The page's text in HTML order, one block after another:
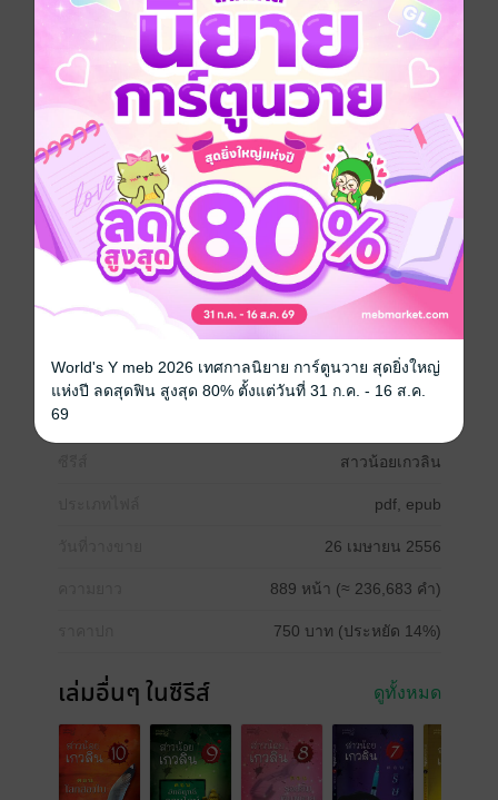
แก๊งอยู่ที่แฟลตยูงทองซึ่งสงบสุขมาเนิ่นนาน แต่แล้วเมื่อ
ความตายเป็นแขกมาเยือน คร่าชีวิตชาวแฟลตไปทีละราย
อย่างน่าสงสัย แถมยังเฉียดกรายมาใกล้สมาชิกแก๊ง มีหรือ
สาวก. อย่างเกวลินจะทนเฉยได้ หล่อนจึงต้องร่วมมือกับ
นายตำรวจหน้าขาวเคราเขียวราวพระเอกละครที่คอยจ้อง
จับผิดสาว ๆ (และไม่สาว) ของแก๊ง ไล่ล่าหาตัวฆาตกรก่อน
มันจะลงมือครั้งต่อไป
-------------------------------
สาวน้อยเกวลินแบบ pack ชุด ราคาสุดคุ้ม ประกอบด้วย
ฉบับรวมเล่ม 1-6
สาวน้อยเกวลิน 1 ตอน ฆาตกรรมในแฟลต
สาวน้อยเกวลิน 2 ตอน จากตายจากเป็น
สาวน้อยเกวลิน 3 ตอน คลั่งดารา
สาวน้อยเกวลิน 4 ตอน บักสีดา
สาวน้อยเกวลิน 5 ตอน ดับฝัน
สาวน้อยเกวลิน 6 ตอน ความลับ
สาวน้อยเกวลิน
pdf, epub
26 เมษายน 2556
889 หน้า (≈ 236,683 คำ)
750 บาท (ประหยัด 14%)
เล่มอื่นๆ ในซีรีส์ ดูทั้งหมด
World's Y meb 2026 เทศกาลนิยาย การ์ตูนวาย สุดยิ่งใหญ่
แห่งปี ลดสุดฟิน สูงสุด 80% ตั้งแต่วันที่ 31 ก.ค. - 16 ส.ค.
69